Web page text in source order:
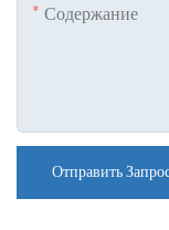
Содержание
Отправить